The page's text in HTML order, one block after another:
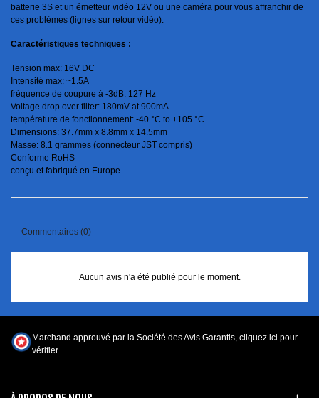
batterie 3S et un émetteur vidéo 12V ou une caméra pour vous affranchir de
ces problèmes (lignes sur retour vidéo).
Caractéristiques techniques :
Tension max: 16V DC
Intensité max: ~1.5A
fréquence de coupure à -3dB: 127 Hz
Voltage drop over filter: 180mV at 900mA
température de fonctionnement: -40 °C to +105 °C
Dimensions: 37.7mm x 8.8mm x 14.5mm
Masse: 8.1 grammes (connecteur JST compris)
Conforme RoHS
conçu et fabriqué en Europe
Commentaires (0)
Aucun avis n'a été publié pour le moment.
Marchand approuvé par la Société des Avis Garantis, cliquez ici pour
vérifier.